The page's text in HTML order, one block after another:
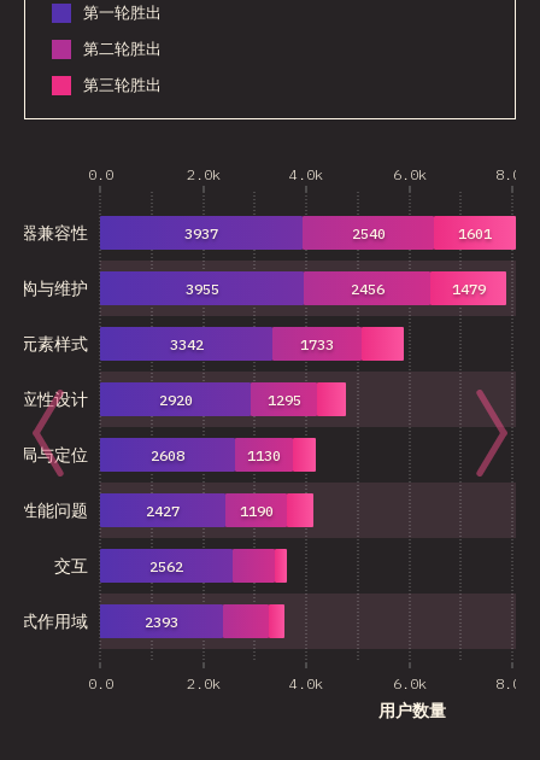
第一轮胜出
第二轮胜出
第三轮胜出
0.0 2.0k 4.0k 6.0k 8.0k
0.0 2.0k 4.0k 6.0k 8.0k
用户数量
样式作用域
交互
性能问题
布局与定位
响应性设计
单元素样式
架构与维护
器兼容性
2393
2562
2427
2608
2920
3342
3955
3937
1190
1130
1295
1733
2456
2540
1479
1601